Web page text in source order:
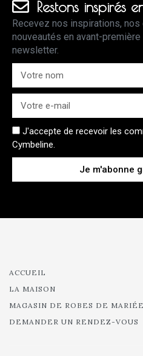
Restons inspirés
Recevez nos inspirations,
nouveautés en avant-
newsletter.
J'accepte de recevoir les
Cymbeline.
Je m'abonne
ACCUEIL
LA MAISON
MAGASIN DE ROBES DE MARIÉE
DEMANDER UN RENDEZ-VOUS